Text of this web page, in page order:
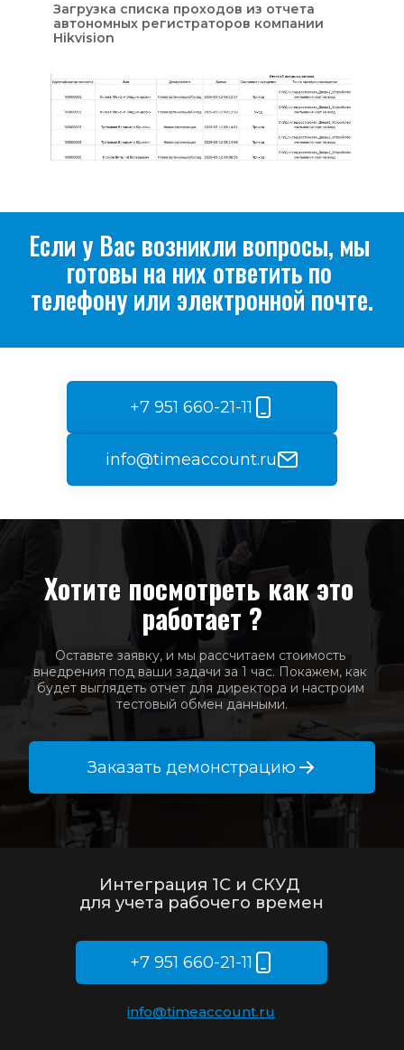
Загрузка списка проходов из отчета
автономных регистраторов компании
Hikvision
Если у Вас возникли вопросы, мы
готовы на них ответить по
телефону или электронной почте.
+7 951 660-21-11
info@timeaccount.ru
Хотите посмотреть как это
работает ?
Оставьте заявку, и мы рассчитаем стоимость
внедрения под ваши задачи за 1 час. Покажем, как
будет выглядеть отчет для директора и настроим
тестовый обмен данными.
Заказать демонстрацию
Интеграция 1С и СКУД
для учета рабочего времен
+7 951 660-21-11
info@timeaccount.ru